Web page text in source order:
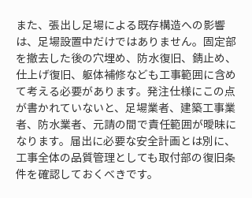
また、張出し足場による既存構造への影響
は、足場設置中だけではありません。固定部
を撤去した後の穴埋め、防水復旧、錆止め、
仕上げ復旧、躯体補修なども工事範囲に含め
て考える必要があります。発注仕様にこの点
が書かれていないと、足場業者、建築工事業
者、防水業者、元請の間で責任範囲が曖昧に
なります。届出に必要な安全計画とは別に、
工事全体の品質管理としても取付部の復旧条
件を確認しておくべきです。